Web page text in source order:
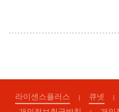
라이센스플러스 | 큐넷 |